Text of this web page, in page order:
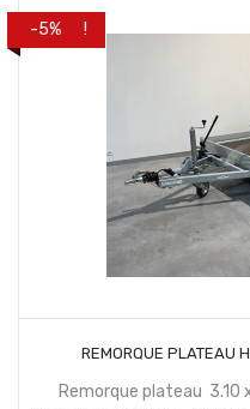
PROMO !
-5%
REMORQUE PLATEAU
Remorque plateau 3.10 x